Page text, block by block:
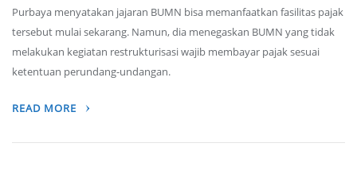
Purbaya menyatakan jajaran BUMN bisa memanfaatkan fasilitas pajak
tersebut mulai sekarang. Namun, dia menegaskan BUMN yang tidak
melakukan kegiatan restrukturisasi wajib membayar pajak sesuai
ketentuan perundang-undangan.
READ MORE